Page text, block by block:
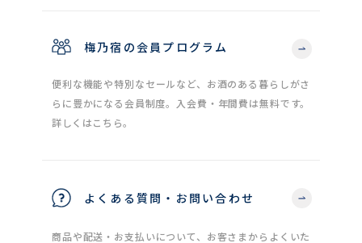
梅乃宿の会員プログラム
便利な機能や特別なセールなど、お酒のある暮らしがさ
らに豊かになる会員制度。入会費・年間費は無料です。
詳しくはこちら。
よくある質問・お問い合わせ
商品や配送・お支払いについて、お客さまからよくいた